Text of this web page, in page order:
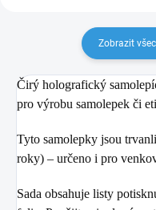
Zobrazit
Čirý holografický
pro výrobu samolepek či
Tyto samolepky jsou
roky) – určeno i pro
Sada obsahuje listy